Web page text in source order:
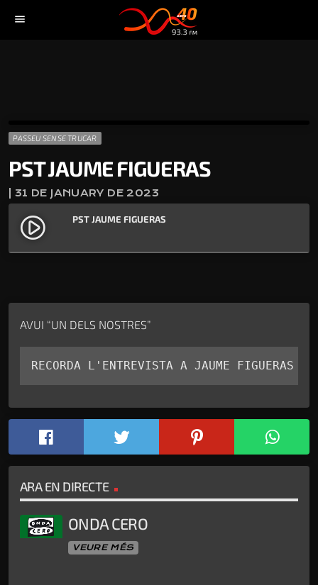
menu
PASSEU SENSE TRUCAR
PST JAUME FIGUERAS
| 31 DE JANUARY DE 2023
play_circle_filled PST JAUME FIGUERAS
AVUI “UN DELS NOSTRES”
RECORDA L'ENTREVISTA A JAUME FIGUERAS
ARA EN DIRECTE
ONDA CERO
VEURE MÉS